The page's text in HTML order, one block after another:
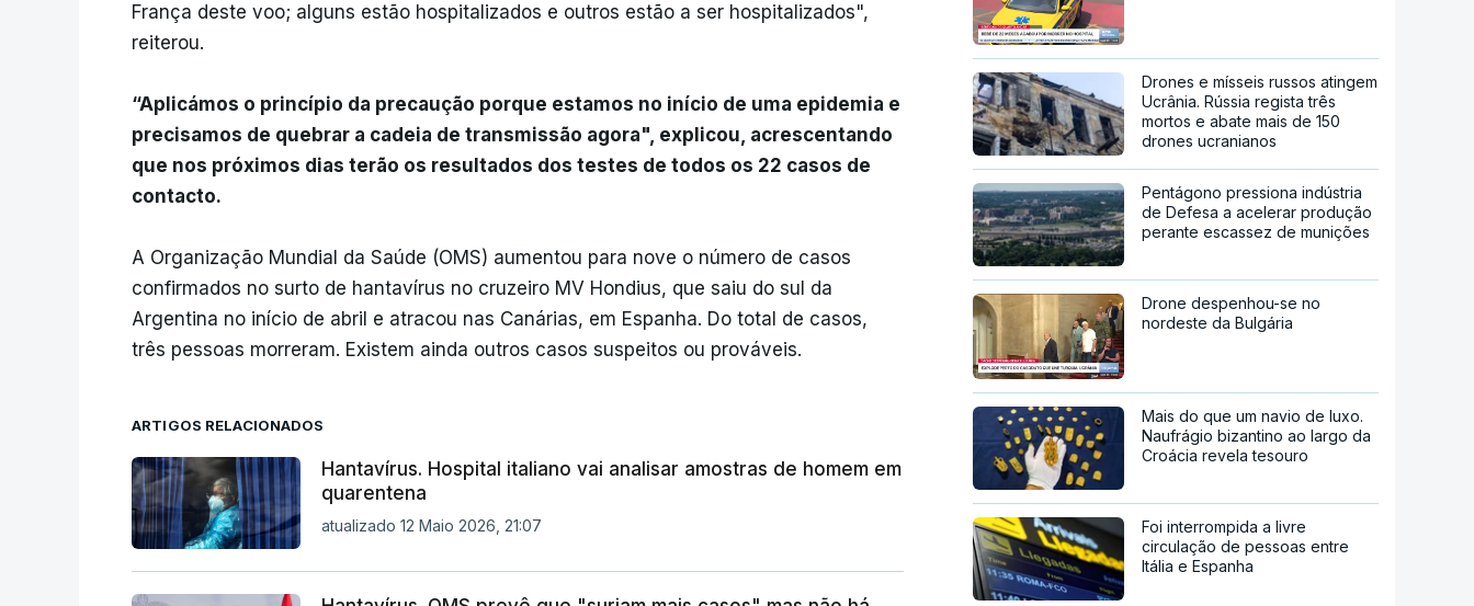
França deste voo; alguns estão hospitalizados e outros estão a ser hospitalizados",
reiterou.
“Aplicámos o princípio da precaução porque estamos no início de uma epidemia e
precisamos de quebrar a cadeia de transmissão agora", explicou, acrescentando
que nos próximos dias terão os resultados dos testes de todos os 22 casos de
contacto.
A Organização Mundial da Saúde (OMS) aumentou para nove o número de casos
confirmados no surto de hantavírus no cruzeiro MV Hondius, que saiu do sul da
Argentina no início de abril e atracou nas Canárias, em Espanha. Do total de casos,
três pessoas morreram. Existem ainda outros casos suspeitos ou prováveis.
ARTIGOS RELACIONADOS
Hantavírus. Hospital italiano vai analisar amostras de homem em
quarentena
atualizado 12 Maio 2026, 21:07
Drones e mísseis russos atingem
Ucrânia. Rússia regista três
mortos e abate mais de 150
drones ucranianos
Pentágono pressiona indústria
de Defesa a acelerar produção
perante escassez de munições
Drone despenhou-se no
nordeste da Bulgária
Mais do que um navio de luxo.
Naufrágio bizantino ao largo da
Croácia revela tesouro
Foi interrompida a livre
circulação de pessoas entre
Itália e Espanha